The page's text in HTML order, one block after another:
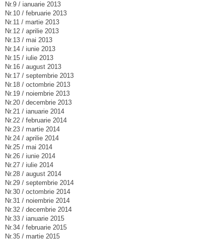
Nr.9 / ianuarie 2013
Nr.10 / februarie 2013
Nr.11 / martie 2013
Nr.12 / aprilie 2013
Nr.13 / mai 2013
Nr.14 / iunie 2013
Nr.15 / iulie 2013
Nr.16 / august 2013
Nr.17 / septembrie 2013
Nr.18 / octombrie 2013
Nr.19 / noiembrie 2013
Nr.20 / decembrie 2013
Nr.21 / ianuarie 2014
Nr.22 / februarie 2014
Nr.23 / martie 2014
Nr.24 / aprilie 2014
Nr.25 / mai 2014
Nr.26 / iunie 2014
Nr.27 / iulie 2014
Nr.28 / august 2014
Nr.29 / septembrie 2014
Nr.30 / octombrie 2014
Nr.31 / noiembrie 2014
Nr.32 / decembrie 2014
Nr.33 / ianuarie 2015
Nr.34 / februarie 2015
Nr.35 / martie 2015